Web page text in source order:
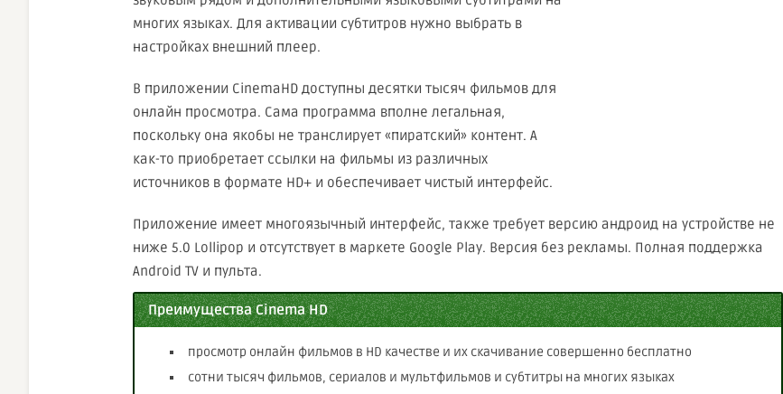
многих языках. Для активации субтитров нужно выбрать в
настройках внешний плеер.
В приложении CinemaHD доступны десятки тысяч фильмов для
онлайн просмотра. Сама программа вполне легальная,
поскольку она якобы не транслирует «пиратский» контент. А
как-то приобретает ссылки на фильмы из различных
источников в формате HD+ и обеспечивает чистый интерфейс.
Приложение имеет многоязычный интерфейс, также требует версию андроид на устройстве не
ниже 5.0 Lollipop и отсутствует в маркете Google Play. Версия без рекламы. Полная поддержка
Android TV и пульта.
Преимущества Cinema HD
просмотр онлайн фильмов в HD качестве и их скачивание совершенно бесплатно
сотни тысяч фильмов, сериалов и мультфильмов и субтитры на многих языках